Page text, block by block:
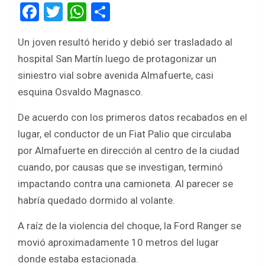
F
ce
b
o
k
T
tt
er
W
at
s
A
p
ar
e
Un joven resultó herido y debió ser trasladado al
hospital San Martín luego de protagonizar un
siniestro vial sobre avenida Almafuerte, casi
esquina Osvaldo Magnasco.
De acuerdo con los primeros datos recabados en el
lugar, el conductor de un Fiat Palio que circulaba
por Almafuerte en dirección al centro de la ciudad
cuando, por causas que se investigan, terminó
impactando contra una camioneta. Al parecer se
habría quedado dormido al volante.
A raíz de la violencia del choque, la Ford Ranger se
movió aproximadamente 10 metros del lugar
donde estaba estacionada.